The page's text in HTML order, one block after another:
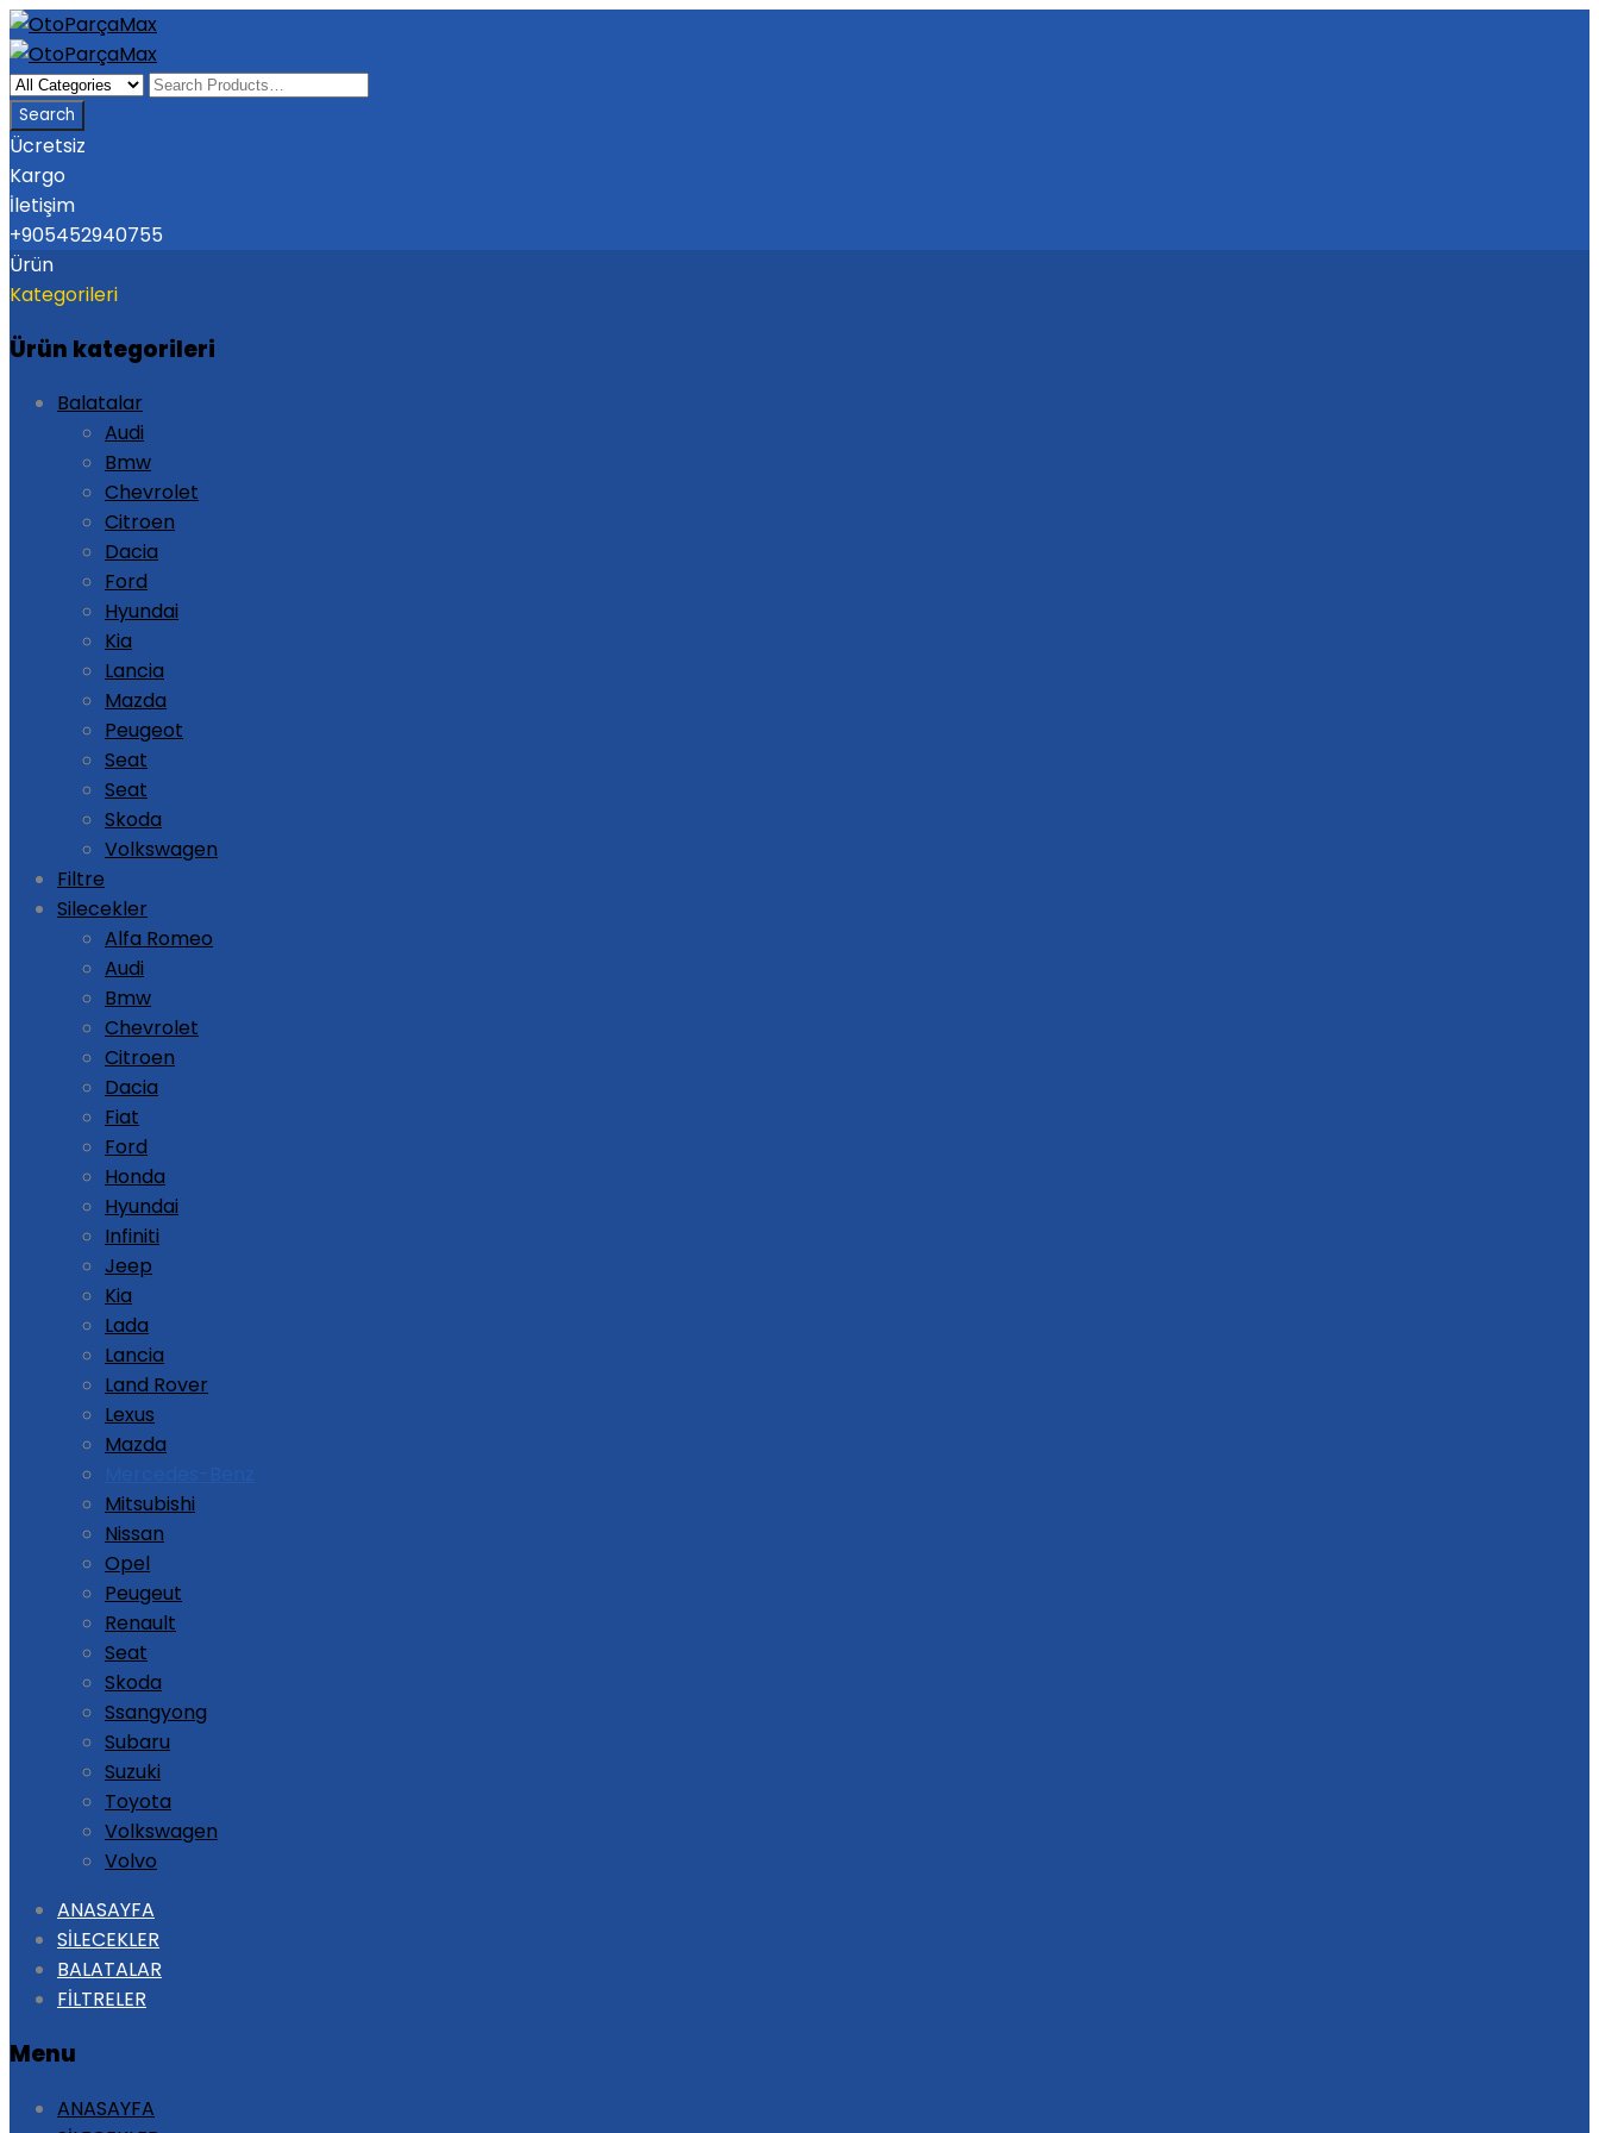
Ücretsiz
Kargo
İletişim
+905452940755
Ürün
Kategorileri
Ürün kategorileri
Balatalar
Audi
Bmw
Chevrolet
Citroen
Dacia
Ford
Hyundai
Kia
Lancia
Mazda
Peugeot
Seat
Seat
Skoda
Volkswagen
Filtre
Silecekler
Alfa Romeo
Audi
Bmw
Chevrolet
Citroen
Dacia
Fiat
Ford
Honda
Hyundai
Infiniti
Jeep
Kia
Lada
Lancia
Land Rover
Lexus
Mazda
Mitsubishi
Nissan
Opel
Peugeut
Renault
Seat
Skoda
Ssangyong
Subaru
Suzuki
Toyota
Volkswagen
Volvo
Skip
content
ANASAYFA
SİLECEKLER
BALATALAR
FİLTRELER
Menu
ANASAYFA